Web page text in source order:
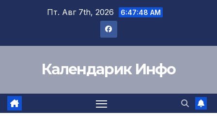
Пт. Авг 7th, 2026 6:47:48 AM
Календарик Инфо